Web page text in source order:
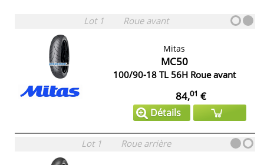
Lot 1 Roue avant
Mitas
MC50
100/90-18 TL 56H Roue avant
84,01 €
Détails
Lot 1 Roue arrière